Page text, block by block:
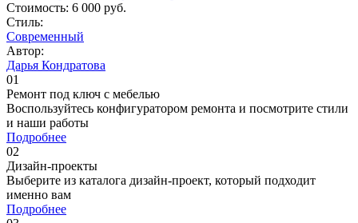
Стоимость: 6 000 руб.
Стиль:
Современный
Автор:
Дарья Кондратова
01
Ремонт под ключ c мебелью
Воспользуйтесь конфигуратором ремонта и посмотрите стили
и наши работы
Подробнее
02
Дизайн-проекты
Выберите из каталога дизайн-проект, который подходит
именно вам
Подробнее